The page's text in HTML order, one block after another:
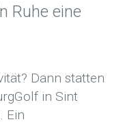
Ruhe eine
Dann statten
in Sint
Ein